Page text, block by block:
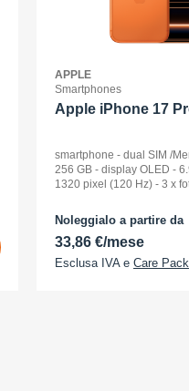
APPLE
Smartphones
Apple iPhone 17
smartphone - dual SIM /
256 GB - display OLED -
1320 pixel (120 Hz) - 3 x
camera 18 Megapixel -
cosmico
Noleggialo a partire da
33,86 €/mese
Esclusa IVA e Care Pack